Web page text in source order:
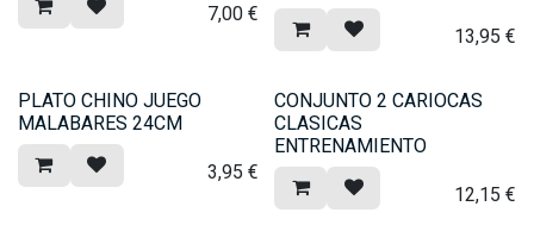
7,00 €
13,95 €
PLATO CHINO JUEGO
MALABARES 24CM
3,95 €
CONJUNTO 2 CARIOCAS
CLASICAS
ENTRENAMIENTO
12,15 €